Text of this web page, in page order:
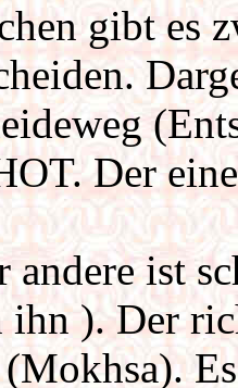
gibt es
Der
andere ist
ihn ). Der